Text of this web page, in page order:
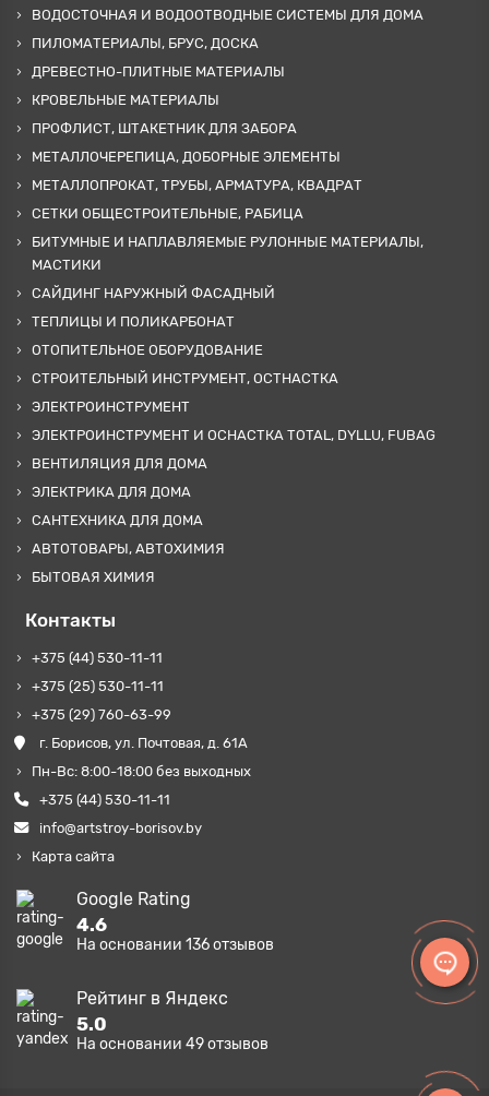
ВОДОСТОЧНАЯ И ВОДООТВОДНЫЕ СИСТЕМЫ ДЛЯ ДОМА
ПИЛОМАТЕРИАЛЫ, БРУС, ДОСКА
ДРЕВЕСТНО-ПЛИТНЫЕ МАТЕРИАЛЫ
КРОВЕЛЬНЫЕ МАТЕРИАЛЫ
ПРОФЛИСТ, ШТАКЕТНИК ДЛЯ ЗАБОРА
МЕТАЛЛОЧЕРЕПИЦА, ДОБОРНЫЕ ЭЛЕМЕНТЫ
МЕТАЛЛОПРОКАТ, ТРУБЫ, АРМАТУРА, КВАДРАТ
СЕТКИ ОБЩЕСТРОИТЕЛЬНЫЕ, РАБИЦА
БИТУМНЫЕ И НАПЛАВЛЯЕМЫЕ РУЛОННЫЕ МАТЕРИАЛЫ,
МАСТИКИ
САЙДИНГ НАРУЖНЫЙ ФАСАДНЫЙ
ТЕПЛИЦЫ И ПОЛИКАРБОНАТ
ОТОПИТЕЛЬНОЕ ОБОРУДОВАНИЕ
СТРОИТЕЛЬНЫЙ ИНСТРУМЕНТ, ОСТНАСТКА
ЭЛЕКТРОИНСТРУМЕНТ
ЭЛЕКТРОИНСТРУМЕНТ И ОСНАСТКА TOTAL, DYLLU, FUBAG
ВЕНТИЛЯЦИЯ ДЛЯ ДОМА
ЭЛЕКТРИКА ДЛЯ ДОМА
САНТЕХНИКА ДЛЯ ДОМА
АВТОТОВАРЫ, АВТОХИМИЯ
БЫТОВАЯ ХИМИЯ
Контакты
+375 (44) 530-11-11
+375 (25) 530-11-11
+375 (29) 760-63-99
г. Борисов, ул. Почтовая, д. 61А
Пн-Вс: 8:00-18:00 без выходных
+375 (44) 530-11-11
info@artstroy-borisov.by
Карта сайта
Google Rating
4.6
На основании 136отзывов
Рейтинг в Яндекс
5.0
На основании 49отзывов